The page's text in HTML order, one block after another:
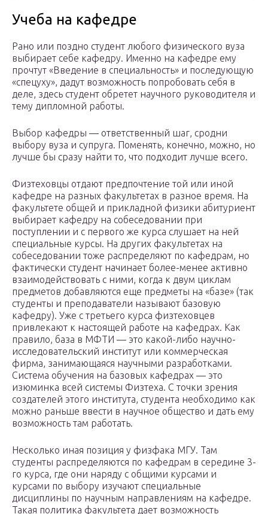
Учеба на кафедре
Рано или поздно студент любого физического вуза
выбирает себе кафедру. Именно на кафедре ему
прочтут «Введение в специальность» и последующую
«спецуху», дадут возможность попробовать себя в
деле, здесь студент обретет научного руководителя и
тему дипломной работы.
Выбор кафедры — ответственный шаг, сродни
выбору вуза и супруга. Поменять, конечно, можно, но
лучше бы сразу найти то, что подходит лучше всего.
Физтеховцы отдают предпочтение той или иной
кафедре на разных факультетах в разное время. На
факультете общей и прикладной физики абитуриент
выбирает кафедру на собеседовании при
поступлении и с первого же курса слушает на ней
специальные курсы. На других факультетах на
собеседовании тоже распределяют по кафедрам, но
фактически студент начинает более-менее активно
взаимодействовать с ними, когда к двум циклам
предметов добавляются еще предметы на «базе» (так
студенты и преподаватели называют базовую
кафедру). Уже с третьего курса физтеховцев
привлекают к настоящей работе на кафедрах. Как
правило, база в МФТИ — это какой-либо научно-
исследовательский институт или коммерческая
фирма, занимающаяся научными разработками.
Система обучения на базовых кафедрах — это
изюминка всей системы Физтеха. С точки зрения
создателей этого института, студента необходимо как
можно раньше ввести в научное общество и дать ему
возможность там работать.
Несколько иная позиция у физфака МГУ. Там
студенты распределяются по кафедрам в середине 3-
го курса, где они наряду с общими курсами и
курсами по выбору изучают специальные
дисциплины по научным направлениям на кафедре.
Такая политика факультета дает возможность